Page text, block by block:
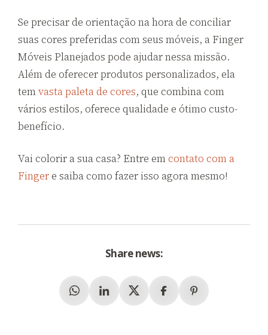
Se precisar de orientação na hora de conciliar
suas cores preferidas com seus móveis, a Finger
Móveis Planejados pode ajudar nessa missão.
Além de oferecer produtos personalizados, ela
temvasta paleta de cores, que combina com
vários estilos, oferece qualidade e ótimo custo-
benefício.
Vai colorir a sua casa? Entre emcontato com a
Fingere saiba como fazer isso agora mesmo!
Share news:
WhatsappLinkedinX (Twitter)FacebookPinterest